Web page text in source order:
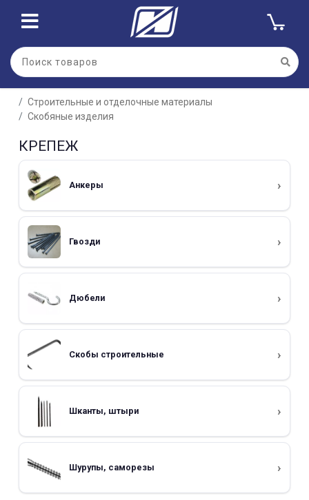
Строительные и отделочные материалы
Скобяные изделия
КРЕПЕЖ
Анкеры
Гвозди
Дюбели
Скобы строительные
Шканты, штыри
Шурупы, саморезы